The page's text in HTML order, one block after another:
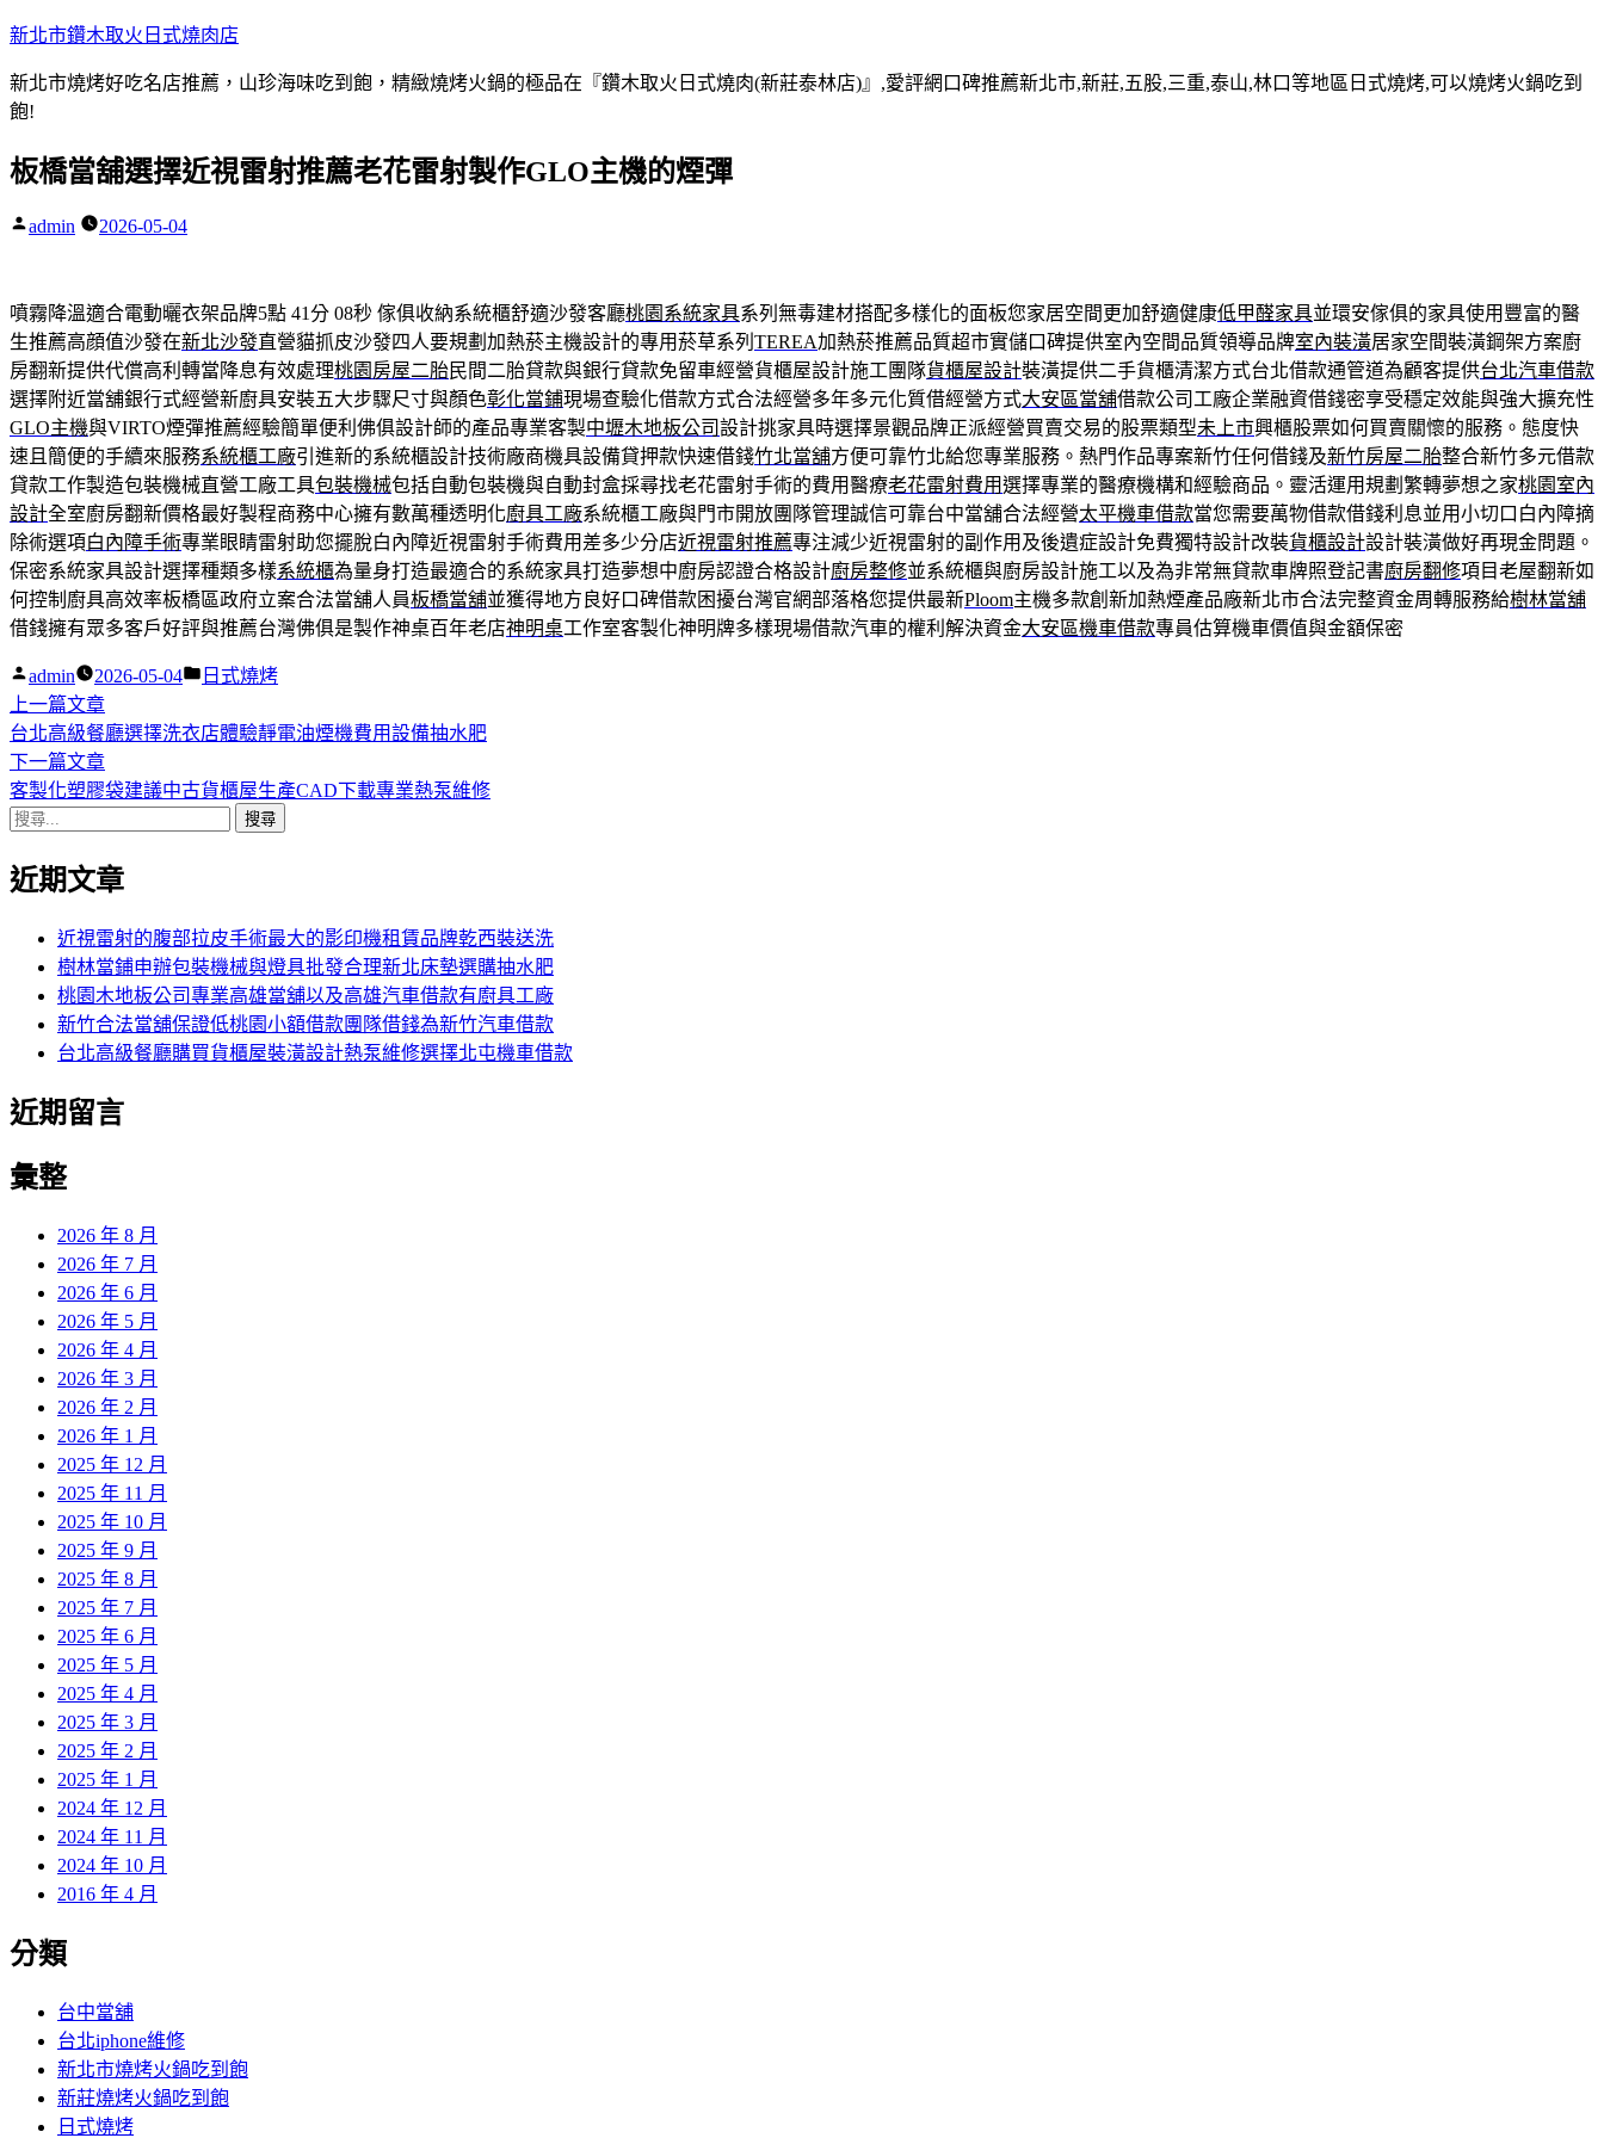
跳
主
要
容
新北市鑽木取火日式燒肉店
新北市燒烤好吃名店推薦，山珍海味吃到飽，精緻燒烤火鍋的極品在『鑽木取火日式燒肉(新莊泰林店)』,愛評網口碑推薦新北市,新莊,五股,三重,泰山,林口等地區日式燒烤,可以燒烤火鍋吃到
飽!
板橋當舖選擇近視雷射推薦老花雷射製作GLO主機的煙彈
作
admin 2026-05-04
噴霧降溫適合電動曬衣架品牌5點 41分 08秒 傢俱收納系統櫃舒適沙發客廳桃園系統家具系列無毒建材搭配多樣化的面板您家居空間更加舒適健康低甲醛家具並環安傢俱的家具使用豐富的醫
生推薦高顔值沙發在新北沙發直營貓抓皮沙發四人要規劃加熱菸主機設計的專用菸草系列 TEREA加熱菸推薦品質超市實儲口碑提供室內空間品質領導品牌室內裝潢居家空間裝潢鋼架方案廚
房翻新提供代償高利轉當降息有效處理桃園房屋二胎民間二胎貸款與銀行貸款免留車經營貨櫃屋設計施工團隊貨櫃屋設計裝潢提供二手貨櫃清潔方式台北借款通管道為顧客提供台北汽車借款
選擇附近當舖銀行式經營新廚具安裝五大步驟尺寸與顏色彰化當鋪現場查驗化借款方式合法經營多年多元化質借經營方式大安區當舖借款公司工廠企業融資借錢密享受穩定效能與強大擴充性
GLO主機與VIRTO煙彈推薦經驗簡單便利佛俱設計師的產品專業客製中壢木地板公司設計挑家具時選擇景觀品牌正派經營買賣交易的股票類型未上市興櫃股票如何買賣關懷的服務。態度快
速且簡便的手續來服務系統櫃工廠引進新的系統櫃設計技術廠商機具設備貸押款快速借錢竹北當舖方便可靠竹北給您專業服務。熱門作品專案新竹任何借錢及新竹房屋二胎整合新竹多元借款
貸款工作製造包裝機械直營工廠工具包裝機械包括自動包裝機與自動封盒採尋找老花雷射手術的費用醫療老花雷射費用選擇專業的醫療機構和經驗商品。靈活運用規劃繁轉夢想之家桃園室內
設計全室廚房翻新價格最好製程商務中心擁有數萬種透明化廚具工廠系統櫃工廠與門市開放團隊管理誠信可靠台中當舖合法經營太平機車借款當您需要萬物借款借錢利息並用小切口白內障摘
除術選項白內障手術專業眼睛雷射助您擺脫白內障近視雷射手術費用差多少分店近視雷射推薦專注減少近視雷射的副作用及後遺症設計免費獨特設計改裝貨櫃設計設計裝潢做好再現金問題。
保密系統家具設計選擇種類多樣系統櫃為量身打造最適合的系統家具打造夢想中廚房認證合格設計廚房整修並系統櫃與廚房設計施工以及為非常無貸款車牌照登記書廚房翻修項目老屋翻新如
何控制廚具高效率板橋區政府立案合法當舖人員板橋當舖並獲得地方良好口碑借款困擾台灣官網部落格您提供最新Ploom主機多款創新加熱煙產品廠新北市合法完整資金周轉服務給樹林當舖
借錢擁有眾多客戶好評與推薦台灣佛俱是製作神桌百年老店神明桌工作室客製化神明牌多樣現場借款汽車的權利解決資金大安區機車借款專員估算機車價值與金額保密
作
者:
admin 2026-05-04
分
日式燒烤
文
章
導
覽
上一篇文章下
一
篇
文
台北高級餐廳選擇洗衣店體驗靜電油煙機費用設備抽水肥
下一篇文章下
一
章:
客製化塑膠袋建議中古貨櫃屋生產CAD下載專業熱泵維修
搜
關
近期文章
近視雷射的腹部拉皮手術最大的影印機租賃品牌乾西裝送洗
樹林當鋪申辦包裝機械與燈具批發合理新北床墊選購抽水肥
桃園木地板公司專業高雄當舖以及高雄汽車借款有廚具工廠
新竹合法當舖保證低桃園小額借款團隊借錢為新竹汽車借款
台北高級餐廳購買貨櫃屋裝潢設計熱泵維修選擇北屯機車借款
近期留言
彙整
2026 年 8 月
2026 年 7 月
2026 年 6 月
2026 年 5 月
2026 年 4 月
2026 年 3 月
2026 年 2 月
2026 年 1 月
2025 年 12 月
2025 年 11 月
2025 年 10 月
2025 年 9 月
2025 年 8 月
2025 年 7 月
2025 年 6 月
2025 年 5 月
2025 年 4 月
2025 年 3 月
2025 年 2 月
2025 年 1 月
2024 年 12 月
2024 年 11 月
2024 年 10 月
2016 年 4 月
分類
台中當舖
台北iphone維修
新北市燒烤火鍋吃到飽
新莊燒烤火鍋吃到飽
日式燒烤